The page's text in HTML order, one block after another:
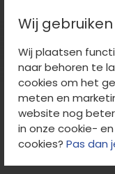
Eén dag per
Wij
Wij plaatsen
naar behoren te
cookies om het
meten en
website nog
in onze cookie-
cookies? Pas dan